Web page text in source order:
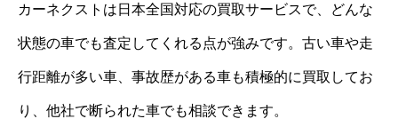
カーネクストは日本全国対応の買取サービスで、どんな
状態の車でも査定してくれる点が強みです。古い車や走
行距離が多い車、事故歴がある車も積極的に買取してお
り、他社で断られた車でも相談できます。